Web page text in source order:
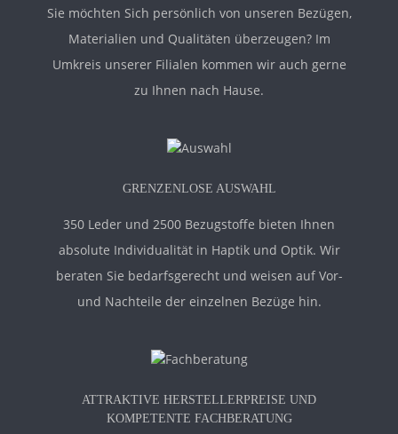
Sie möchten Sich persönlich von unseren Bezügen,
Materialien und Qualitäten überzeugen? Im
Umkreis unserer Filialen kommen wir auch gerne
zu Ihnen nach Hause.
GRENZENLOSE AUSWAHL
350 Leder und 2500 Bezugstoffe bieten Ihnen
absolute Individualität in Haptik und Optik. Wir
beraten Sie bedarfsgerecht und weisen auf Vor-
und Nachteile der einzelnen Bezüge hin.
ATTRAKTIVE HERSTELLERPREISE UND
KOMPETENTE FACHBERATUNG